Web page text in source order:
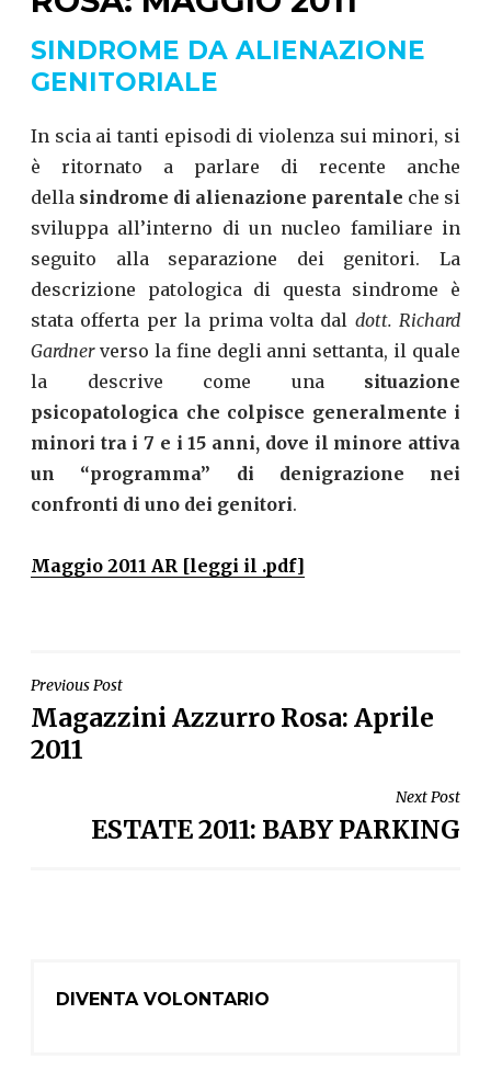
SINDROME DA ALIENAZIONE
GENITORIALE
In scia ai tanti episodi di violenza sui minori, si
è ritornato a parlare di recente anche
della sindrome di alienazione parentale che si
sviluppa all’interno di un nucleo familiare in
seguito alla separazione dei genitori. La
descrizione patologica di questa sindrome è
stata offerta per la prima volta dal dott. Richard
Gardnerverso la fine degli anni settanta, il quale
la descrive come una situazione
psicopatologica che colpisce generalmente i
minori tra i 7 e i 15 anni, dove il minore attiva
un “programma” di denigrazione nei
confronti di uno dei genitori.
Maggio 2011 AR [leggi il .pdf]
NAVIGAZIONE
ARTICOLI
Previous Post
Magazzini Azzurro Rosa: Aprile
2011
Next Post
ESTATE 2011: BABY PARKING
DIVENTA VOLONTARIO